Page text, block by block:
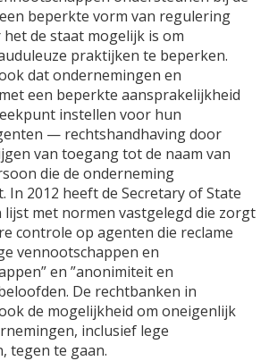
beperkte vorm van regulering
de staat mogelijk is om
praktijken te beperken.
dat ondernemingen en
een beperkte aansprakelijkheid
instellen voor hun
— rechtshandhaving door
van toegang tot de naam van
die de onderneming
In 2012 heeft de Secretary of State
lijst met normen vastgelegd die zorgt
controle op agenten die reclame
vennootschappen en
en ”anonimiteit en
De rechtbanken in
de mogelijkheid om oneigenlijk
inclusief lege
tegen te gaan.